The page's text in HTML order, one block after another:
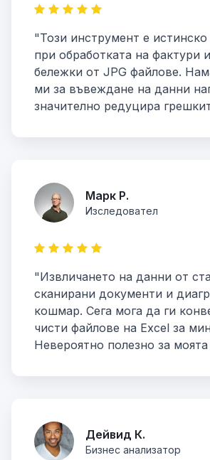
"Този инструмент е истинско
при обработката на фактури
бележки от JPG файлове.
ми за въвеждане на данни
значително редуцира
Марк Р.
Изследовател
"Извличането на данни от
сканирани документи и
кошмар. Сега мога да ги
чисти файлове на Excel за
Невероятно полезно за моята
Дейвид К.
Бизнес анализатор